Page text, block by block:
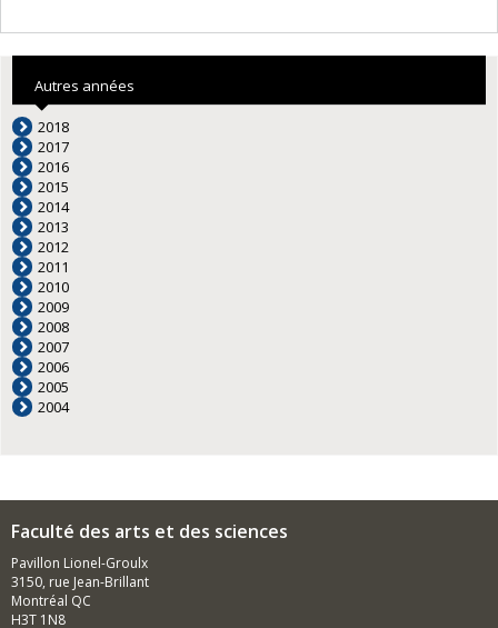
Autres années
2018
2017
2016
2015
2014
2013
2012
2011
2010
2009
2008
2007
2006
2005
2004
Faculté des arts et des sciences
Pavillon Lionel-Groulx
3150, rue Jean-Brillant
Montréal QC
H3T 1N8